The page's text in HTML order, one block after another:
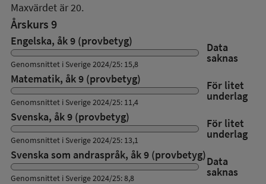
Maxvärdet är 20.
Årskurs 9
Engelska, åk 9 (provbetyg) Data
saknas
Genomsnittet i Sverige 2024/25: 15,8
Matematik, åk 9 (provbetyg) För litet
underlag
Genomsnittet i Sverige 2024/25: 11,4
Svenska, åk 9 (provbetyg) För litet
underlag
Genomsnittet i Sverige 2024/25: 13,1
Svenska som andraspråk, åk 9 (provbetyg)Data
saknas
Genomsnittet i Sverige 2024/25: 8,8